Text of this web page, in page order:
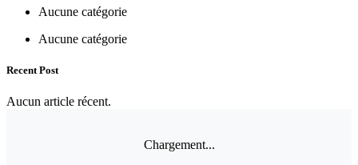
Aucune catégorie
Aucune catégorie
Recent Post
Aucun article récent.
Chargement...